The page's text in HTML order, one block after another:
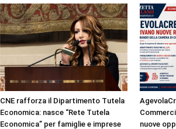
CNE rafforza il Dipartimento Tutela
Economica: nasce “Rete Tutela
Economica” per famiglie e imprese
nuove